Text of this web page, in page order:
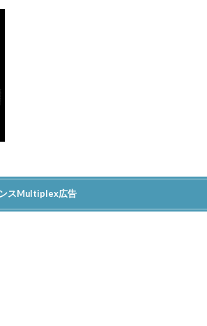
スMultiplex広告